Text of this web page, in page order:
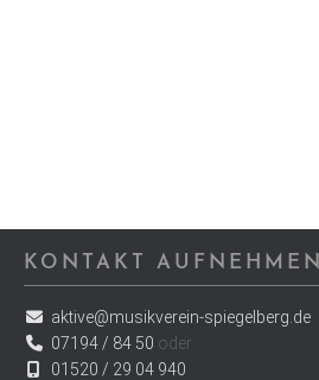
KONTAKT AUFNEHMEN
aktive@musikverein-spiegelberg.de
07194 / 84 50 oder
01520 / 29 04 940